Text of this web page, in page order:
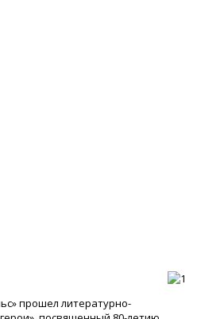
прошел литературно-